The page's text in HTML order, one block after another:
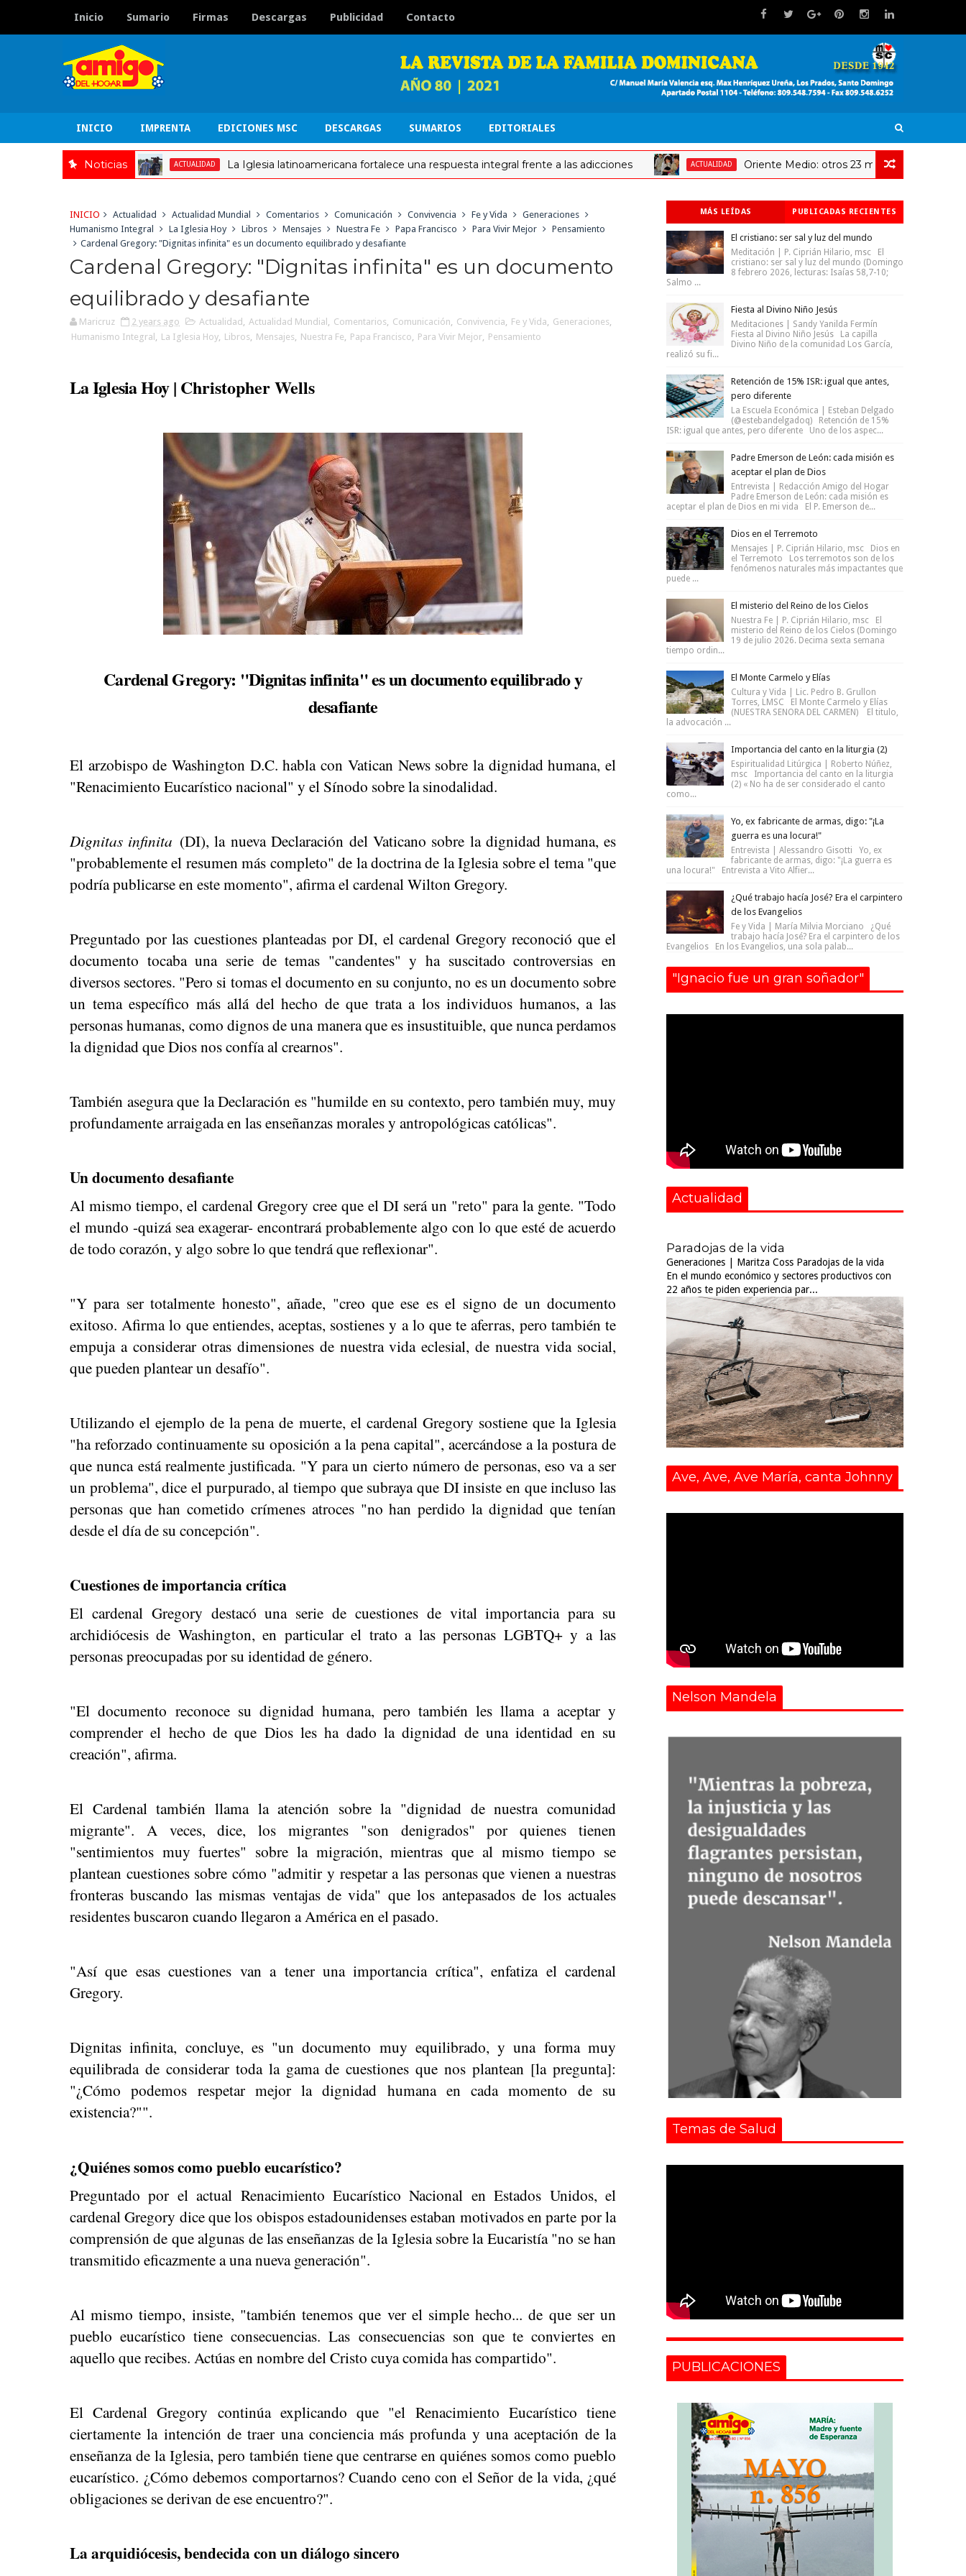
Inicio Sumario Firmas Descargas Publicidad Contacto
INICIO IMPRENTA EDICIONES MSC DESCARGAS SUMARIOS EDITORIALES
Noticias ACTUALIDAD La Iglesia latinoamericana fortalece una respuesta integral frente a las adicciones ACTUALIDAD Oriente Medio: otros 23 millones de niños en riesgo
INICIO Actualidad Actualidad Mundial Comentarios Comunicación Convivencia Fe y Vida
Generaciones
Humanismo Integral
La Iglesia Hoy Libros Mensajes Nuestra Fe Papa Francisco Para Vivir Mejor
Pensamiento
Cardenal Gregory: "Dignitas infinita" es un documento equilibrado y desafiante
Cardenal Gregory: "Dignitas infinita" es un documento
equilibrado y desafiante
Maricruz 2 years ago Actualidad , Actualidad Mundial , Comentarios, Comunicación, Convivencia, Fe y Vida, Generaciones,
Humanismo Integral , La Iglesia Hoy, Libros, Mensajes, Nuestra Fe, Papa Francisco, Para Vivir Mejor, Pensamiento
La Iglesia Hoy | Christopher Wells
Cardenal Gregory: "Dignitas infinita" es un documento equilibrado y
desafiante
El arzobispo de Washington D.C. habla con Vatican News sobre la dignidad humana, el
"Renacimiento Eucarístico nacional" y el Sínodo sobre la sinodalidad.
Dignitas infinita (DI), la nueva Declaración del Vaticano sobre la dignidad humana, es
"probablemente el resumen más completo" de la doctrina de la Iglesia sobre el tema "que
podría publicarse en este momento", afirma el cardenal Wilton Gregory.
Preguntado por las cuestiones planteadas por DI, el cardenal Gregory reconoció que el
documento tocaba una serie de temas "candentes" y ha suscitado controversias en
diversos sectores. "Pero si tomas el documento en su conjunto, no es un documento sobre
un tema específico más allá del hecho de que trata a los individuos humanos, a las
personas humanas, como dignos de una manera que es insustituible, que nunca perdamos
la dignidad que Dios nos confía al crearnos".
También asegura que la Declaración es "humilde en su contexto, pero también muy, muy
profundamente arraigada en las enseñanzas morales y antropológicas católicas".
Un documento desafiante
Al mismo tiempo, el cardenal Gregory cree que el DI será un "reto" para la gente. "Todo
el mundo -quizá sea exagerar- encontrará probablemente algo con lo que esté de acuerdo
de todo corazón, y algo sobre lo que tendrá que reflexionar".
"Y para ser totalmente honesto", añade, "creo que ese es el signo de un documento
exitoso. Afirma lo que entiendes, aceptas, sostienes y a lo que te aferras, pero también te
empuja a considerar otras dimensiones de nuestra vida eclesial, de nuestra vida social,
que pueden plantear un desafío".
Utilizando el ejemplo de la pena de muerte, el cardenal Gregory sostiene que la Iglesia
"ha reforzado continuamente su oposición a la pena capital", acercándose a la postura de
que nunca está realmente justificada. "Y para un cierto número de personas, eso va a ser
un problema", dice el purpurado, al tiempo que subraya que DI insiste en que incluso las
personas que han cometido crímenes atroces "no han perdido la dignidad que tenían
desde el día de su concepción".
Cuestiones de importancia crítica
El cardenal Gregory destacó una serie de cuestiones de vital importancia para su
archidiócesis de Washington, en particular el trato a las personas LGBTQ+ y a las
personas preocupadas por su identidad de género.
"El documento reconoce su dignidad humana, pero también les llama a aceptar y
comprender el hecho de que Dios les ha dado la dignidad de una identidad en su
creación", afirma.
El Cardenal también llama la atención sobre la "dignidad de nuestra comunidad
migrante". A veces, dice, los migrantes "son denigrados" por quienes tienen
"sentimientos muy fuertes" sobre la migración, mientras que al mismo tiempo se
plantean cuestiones sobre cómo "admitir y respetar a las personas que vienen a nuestras
fronteras buscando las mismas ventajas de vida" que los antepasados de los actuales
residentes buscaron cuando llegaron a América en el pasado.
"Así que esas cuestiones van a tener una importancia crítica", enfatiza el cardenal
Gregory.
Dignitas infinita, concluye, es "un documento muy equilibrado, y una forma muy
equilibrada de considerar toda la gama de cuestiones que nos plantean [la pregunta]:
"¿Cómo podemos respetar mejor la dignidad humana en cada momento de su
existencia?"".
¿Quiénes somos como pueblo eucarístico?
Preguntado por el actual Renacimiento Eucarístico Nacional en Estados Unidos, el
cardenal Gregory dice que los obispos estadounidenses estaban motivados en parte por la
comprensión de que algunas de las enseñanzas de la Iglesia sobre la Eucaristía "no se han
transmitido eficazmente a una nueva generación".
Al mismo tiempo, insiste, "también tenemos que ver el simple hecho... de que ser un
pueblo eucarístico tiene consecuencias. Las consecuencias son que te conviertes en
aquello que recibes. Actúas en nombre del Cristo cuya comida has compartido".
El Cardenal Gregory continúa explicando que "el Renacimiento Eucarístico tiene
ciertamente la intención de traer una conciencia más profunda y una aceptación de la
enseñanza de la Iglesia, pero también tiene que centrarse en quiénes somos como pueblo
eucarístico. ¿Cómo debemos comportarnos? Cuando ceno con el Señor de la vida, ¿qué
obligaciones se derivan de ese encuentro?".
La arquidiócesis, bendecida con un diálogo sincero
MÁS LEÍDAS PUBLICADAS RECIENTES
El cristiano: ser sal y luz del mundo
Meditación | P. Ciprián Hilario, msc El
cristiano: ser sal y luz del mundo (Domingo
8 febrero 2026, lecturas: Isaías 58,7-10;
Salmo ...
Fiesta al Divino Niño Jesús
Meditaciones | Sandy Yanilda Fermín
Fiesta al Divino Niño Jesús La capilla
Divino Niño de la comunidad Los García,
realizó su fi...
Retención de 15% ISR: igual que antes,
pero diferente
La Escuela Económica | Esteban Delgado
(@estebandelgadoq) Retención de 15%
ISR: igual que antes, pero diferente Uno de los aspec...
Padre Emerson de León: cada misión es
aceptar el plan de Dios
Entrevista | Redacción Amigo del Hogar
Padre Emerson de León: cada misión es
aceptar el plan de Dios en mi vida El P. Emerson de...
Dios en el Terremoto
Mensajes | P. Ciprián Hilario, msc Dios en
el Terremoto Los terremotos son de los
fenómenos naturales más impactantes que
puede ...
El misterio del Reino de los Cielos
Nuestra Fe | P. Ciprián Hilario, msc El
misterio del Reino de los Cielos (Domingo
19 de julio 2026. Decima sexta semana
tiempo ordin...
El Monte Carmelo y Elías
Cultura y Vida | Lic. Pedro B. Grullon
Torres, LMSC El Monte Carmelo y Elías
(NUESTRA SENORA DEL CARMEN) El titulo,
la advocación ...
Importancia del canto en la liturgia (2)
Espiritualidad Litúrgica | Roberto Núñez,
msc Importancia del canto en la liturgia
(2) « No ha de ser considerado el canto
como...
Yo, ex fabricante de armas, digo: "¡La
guerra es una locura!"
Entrevista | Alessandro Gisotti Yo, ex
fabricante de armas, digo: "¡La guerra es
una locura!" Entrevista a Vito Alfier...
¿Qué trabajo hacía José? Era el carpintero
de los Evangelios
Fe y Vida | María Milvia Morciano ¿Qué
trabajo hacía José? Era el carpintero de los
Evangelios En los Evangelios, una sola palab...
"Ignacio fue un gran soñador"
Actualidad
Paradojas de la vida
Generaciones | Maritza Coss Paradojas de la vida
En el mundo económico y sectores productivos con
22 años te piden experiencia par...
Ave, Ave, Ave María, canta Johnny
Nelson Mandela
Temas de Salud
PUBLICACIONES